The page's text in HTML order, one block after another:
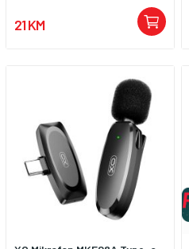
svakodnevnom korištenju.
sa podrškom za bežično punjenje
pružaju praktično iskustvo bez
suvišnih kablova. Bluetooth 5.3
povezivanje Slušalice koriste
Bluetooth 5.3 tehnologiju koja
omogućava brzo i stabilno
povezivanje sa kompatibilnim
telefonima, tabletima, laptopima i
drugim uređajima. Jasan stereo
zvuk XO Q6 Pro Pods pružaju
21 KM